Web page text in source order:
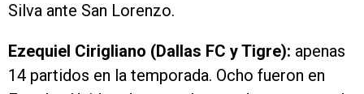
Silva ante San Lorenzo.
Ezequiel Cirigliano (Dallas FC y Tigre): apenas
14 partidos en la temporada. Ocho fueron en